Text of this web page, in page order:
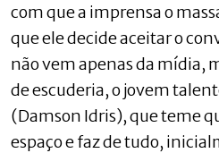
com que a imprensa o
que ele decide aceitar o
não vem apenas da mídia,
de escuderia, o jovem
(Damson Idris), que teme
espaço e faz de tudo,